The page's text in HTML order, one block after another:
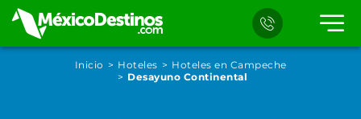
Inicio Hoteles
Hoteles en Campeche
Desayuno Continental